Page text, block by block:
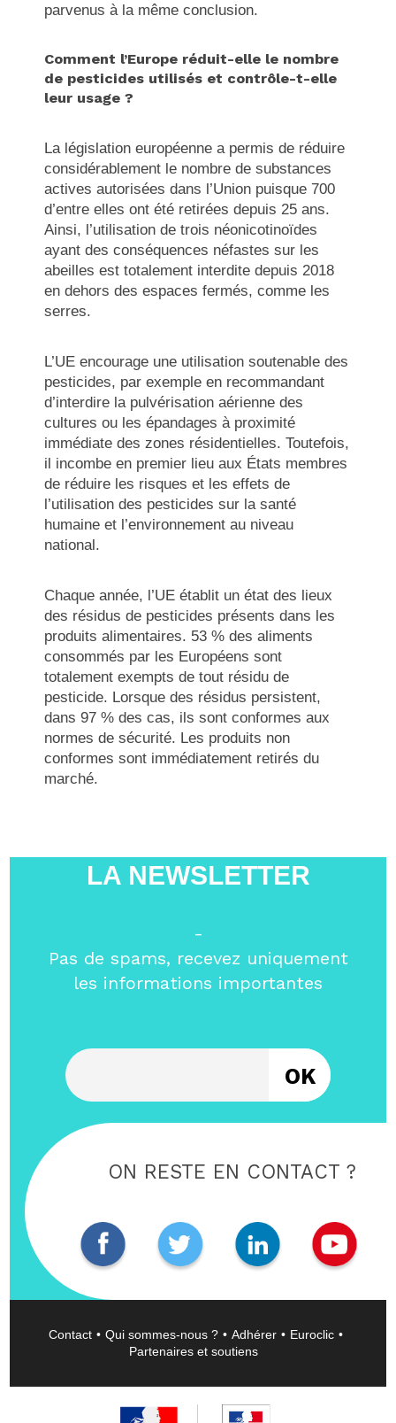
parvenus à la même conclusion.
Comment l’Europe réduit-elle le nombre
de pesticides utilisés et contrôle-t-elle
leur usage ?
La législation européenne a permis de réduire
considérablement le nombre de substances
actives autorisées dans l’Union puisque 700
d’entre elles ont été retirées depuis 25 ans.
Ainsi, l’utilisation de trois néonicotinoïdes
ayant des conséquences néfastes sur les
abeilles est totalement interdite depuis 2018
en dehors des espaces fermés, comme les
serres.
L’UE encourage une utilisation soutenable des
pesticides, par exemple en recommandant
d’interdire la pulvérisation aérienne des
cultures ou les épandages à proximité
immédiate des zones résidentielles. Toutefois,
il incombe en premier lieu aux États membres
de réduire les risques et les effets de
l’utilisation des pesticides sur la santé
humaine et l’environnement au niveau
national.
Chaque année, l’UE établit un état des lieux
des résidus de pesticides présents dans les
produits alimentaires. 53 % des aliments
consommés par les Européens sont
totalement exempts de tout résidu de
pesticide. Lorsque des résidus persistent,
dans 97 % des cas, ils sont conformes aux
normes de sécurité. Les produits non
conformes sont immédiatement retirés du
marché.
LA NEWSLETTER
-
Pas de spams, recevez uniquement
les informations importantes
ON RESTE EN CONTACT ?
Contact Qui sommes-nous ? Adhérer
Euroclic
Partenaires et soutiens